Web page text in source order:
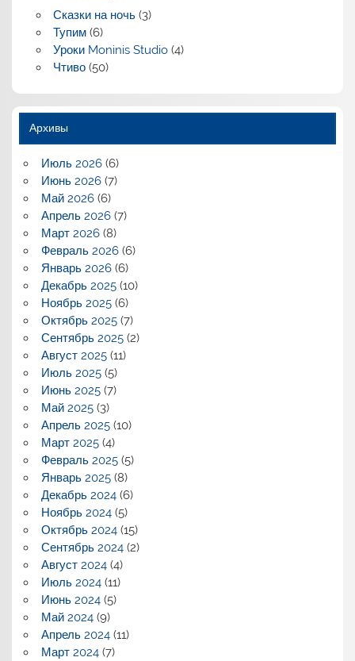
Сказки на ночь(3)
Тупим(6)
Уроки Moninis Studio(4)
Чтиво(50)
Архивы
Июль 2026(6)
Июнь 2026(7)
Май 2026(6)
Апрель 2026(7)
Март 2026(8)
Февраль 2026(6)
Январь 2026(6)
Декабрь 2025(10)
Ноябрь 2025(6)
Октябрь 2025(7)
Сентябрь 2025(2)
Август 2025(11)
Июль 2025(5)
Июнь 2025(7)
Май 2025(3)
Апрель 2025(10)
Март 2025(4)
Февраль 2025(5)
Январь 2025(8)
Декабрь 2024(6)
Ноябрь 2024(5)
Октябрь 2024(15)
Сентябрь 2024(2)
Август 2024(4)
Июль 2024(11)
Июнь 2024(5)
Май 2024(9)
Апрель 2024(11)
Март 2024(7)